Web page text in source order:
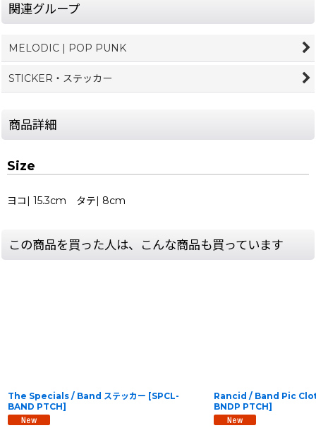
関連グループ
MELODIC | POP PUNK
STICKER・ステッカー
商品詳細
Size
ヨコ| 15.3cm タテ| 8cm
この商品を買った人は、こんな商品も買っています
The Specials / Band ステッカー [SPCL-
BAND PTCH]
Rancid / Band Pic
BNDP PTCH]